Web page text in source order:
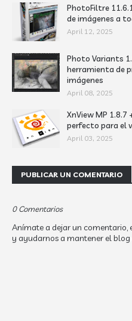
PhotoFiltre
de imágenes a
April 12, 2025
Photo Variants
herramienta de
imágenes
April 08, 2025
XnView MP
perfecto para el
April 03, 2025
PUBLICAR UN COMENTARIO
0 Comentarios
Anímate a dejar un
y ayudarnos a mantener el